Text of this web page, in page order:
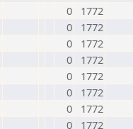
0
1772
0
1772
0
1772
0
1772
0
1772
0
1772
0
1772
0
1772